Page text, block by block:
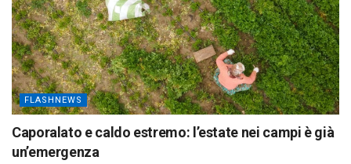
FLASHNEWS
Caporalato e caldo estremo: l’estate nei campi è già
un’emergenza